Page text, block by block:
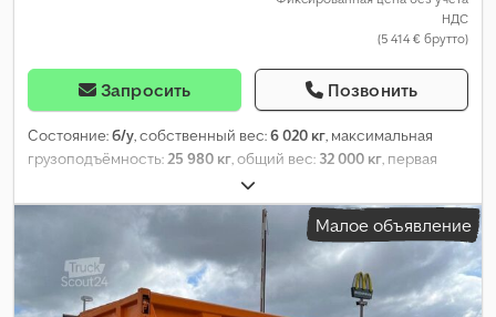
НДС
(5 414 € брутто)
Запросить Позвонить
Состояние:б/у, собственный вес:6 020 кг, максимальная
грузоподъёмность:25 980 кг, общий вес: 32 000 кг, первая
, подвеска:
385/65R22,5 160J, цвет:серый, тип передачи:другое, размер
385/65R22,5 160J
, размер задней шины:
385/65R22,5 160J , кабина водителя: другое, класс выбросов:
, Оборудование: ABS,
Малое объявление